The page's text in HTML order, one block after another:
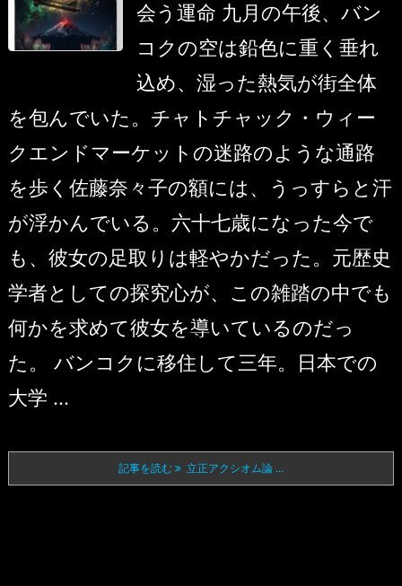
会う運命 九月の午後、バン
コクの空は鉛色に重く垂れ
込め、湿った熱気が街全体
を包んでいた。チャトチャック・ウィー
クエンドマーケットの迷路のような通路
を歩く佐藤奈々子の額には、うっすらと汗
が浮かんでいる。六十七歳になった今で
も、彼女の足取りは軽やかだった。元歴史
学者としての探究心が、この雑踏の中でも
何かを求めて彼女を導いているのだっ
た。 バンコクに移住して三年。日本での
大学 ...
記事を読む 立正アクシオム論 ...